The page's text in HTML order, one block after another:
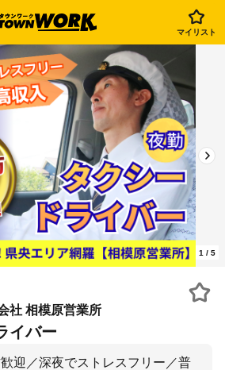
マイリスト
1 / 5
社 相模原営業所
イバー
迎／深夜でストレスフリー／普